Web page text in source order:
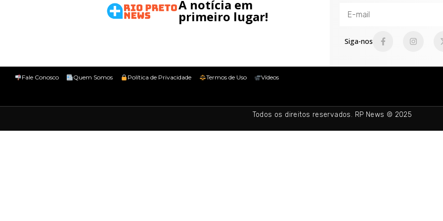
A notícia em
primeiro lugar!
Siga-nos
Fale Conosco Quem Somos Política de Privacidade Termos de Uso Vídeos
Todos os direitos reservados. RP News © 2025